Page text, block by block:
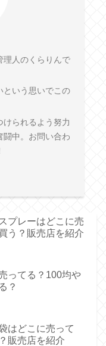
理人のくらりんで
という思いでこの
けられるよう努力
闘中。お問い合わ
プレーはどこに売
う？販売店を紹介
ってる？100均や
？
はどこに売って
販売店を紹介